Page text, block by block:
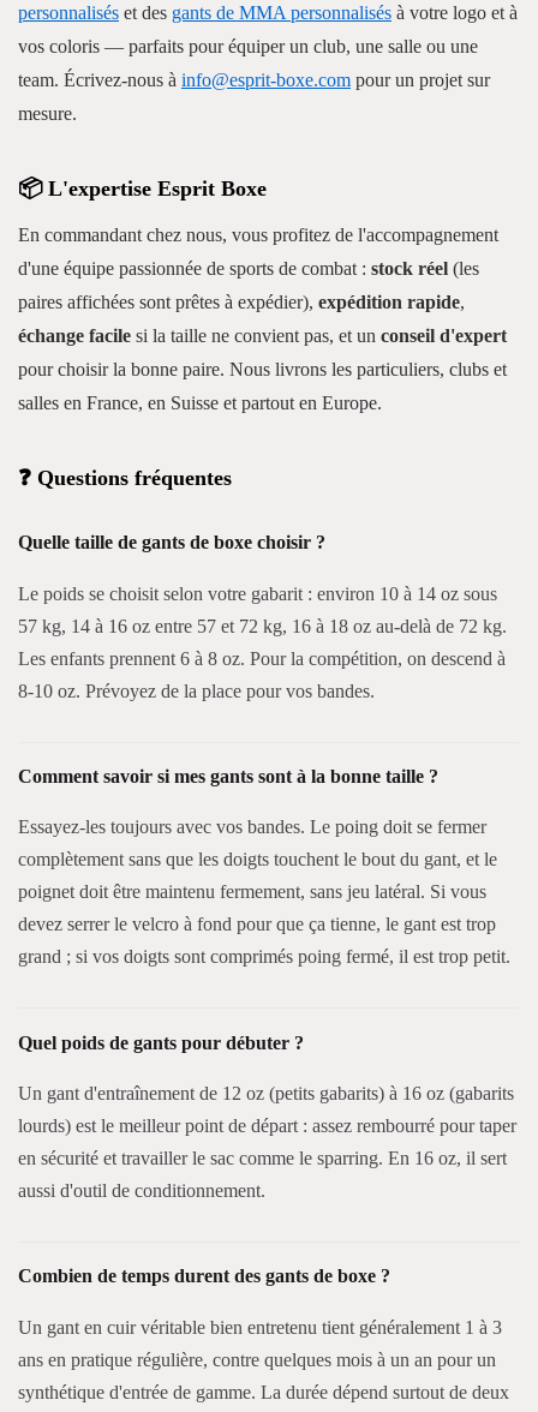
personnalisés et des gants de MMA personnalisés à votre logo et à
vos coloris — parfaits pour équiper un club, une salle ou une
team. Écrivez-nous à info@esprit-boxe.com pour un projet sur
mesure.
📦 L'expertise Esprit Boxe
En commandant chez nous, vous profitez de l'accompagnement
d'une équipe passionnée de sports de combat : stock réel (les
paires affichées sont prêtes à expédier), expédition rapide,
échange facile si la taille ne convient pas, et un conseil d'expert
pour choisir la bonne paire. Nous livrons les particuliers, clubs et
salles en France, en Suisse et partout en Europe.
❓ Questions fréquentes
Quelle taille de gants de boxe choisir ?
Le poids se choisit selon votre gabarit : environ 10 à 14 oz sous
57 kg, 14 à 16 oz entre 57 et 72 kg, 16 à 18 oz au-delà de 72 kg.
Les enfants prennent 6 à 8 oz. Pour la compétition, on descend à
8-10 oz. Prévoyez de la place pour vos bandes.
Comment savoir si mes gants sont à la bonne taille ?
Essayez-les toujours avec vos bandes. Le poing doit se fermer
complètement sans que les doigts touchent le bout du gant, et le
poignet doit être maintenu fermement, sans jeu latéral. Si vous
devez serrer le velcro à fond pour que ça tienne, le gant est trop
grand ; si vos doigts sont comprimés poing fermé, il est trop petit.
Quel poids de gants pour débuter ?
Un gant d'entraînement de 12 oz (petits gabarits) à 16 oz (gabarits
lourds) est le meilleur point de départ : assez rembourré pour taper
en sécurité et travailler le sac comme le sparring. En 16 oz, il sert
aussi d'outil de conditionnement.
Combien de temps durent des gants de boxe ?
Un gant en cuir véritable bien entretenu tient généralement 1 à 3
ans en pratique régulière, contre quelques mois à un an pour un
synthétique d'entrée de gamme. La durée dépend surtout de deux